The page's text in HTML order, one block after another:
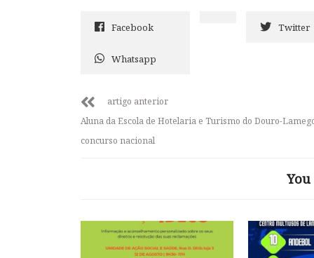
Facebook Twitter
Whatsapp
artigo anterior
Aluna da Escola de Hotelaria e Turismo do Douro-
concurso nacional